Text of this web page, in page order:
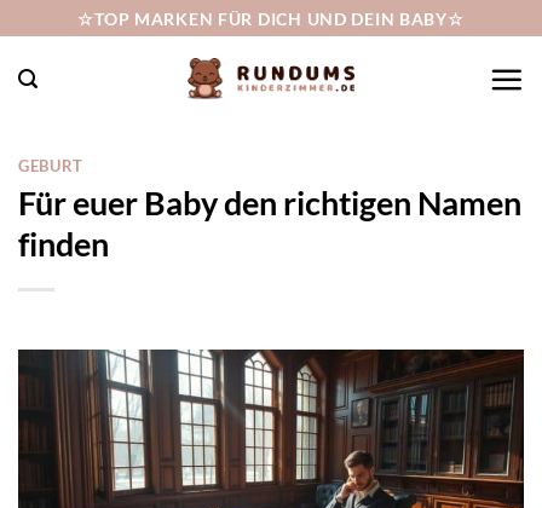
springen
☆TOP MARKEN FÜR DICH UND DEIN BABY☆
GEBURT
Für euer Baby den richtigen Namen
finden